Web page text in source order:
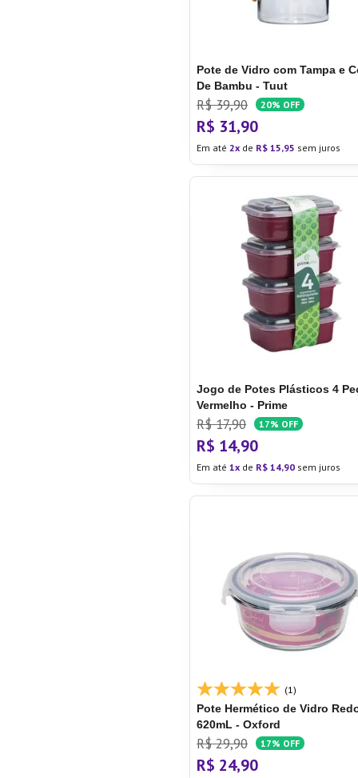
Pote de Vidro com Tampa e
De Bambu - Tuut
R$ 39,90 20% OFF
R$ 31,90
Em até2 de R$ 15,95 sem juros
Jogo de Potes Plásticos 4
Vermelho - Prime
R$ 17,90 17% OFF
R$ 14,90
Em até1 de R$ 14,90 sem juros
(1)
Pote Hermético de Vidro
620mL - Oxford
R$ 29,90 17% OFF
R$ 24,90